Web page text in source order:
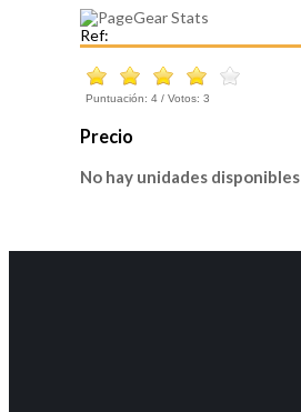
Ref:
Puntuación: 4 / Votos: 3
Precio
No hay unidades disponibles